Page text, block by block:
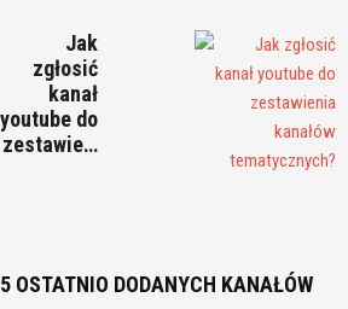
Jak
zgłosić
kanał
youtube do
zestawie…
5 OSTATNIO DODANYCH KANAŁÓW